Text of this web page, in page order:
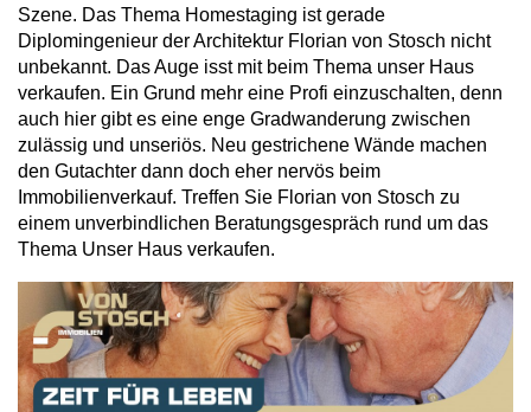
Szene. Das Thema Homestaging ist gerade
Diplomingenieur der Architektur Florian von Stosch nicht
unbekannt. Das Auge isst mit beim Thema unser Haus
verkaufen. Ein Grund mehr eine Profi einzuschalten, denn
auch hier gibt es eine enge Gradwanderung zwischen
zulässig und unseriös. Neu gestrichene Wände machen
den Gutachter dann doch eher nervös beim
Immobilienverkauf. Treffen Sie Florian von Stosch zu
einem unverbindlichen Beratungsgespräch rund um das
Thema Unser Haus verkaufen.